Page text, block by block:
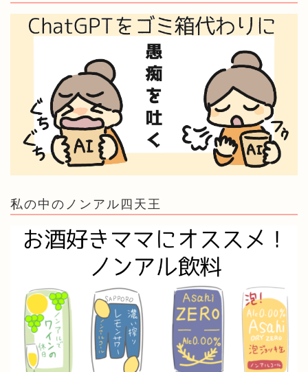
私の中のノンアル四天王